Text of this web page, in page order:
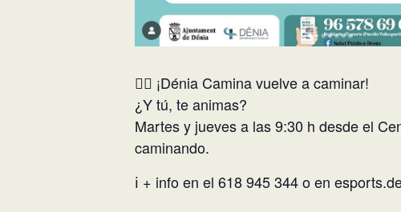
🚶‍♀️ ¡Dénia Camina vuelve a caminar!
¿Y tú, te animas?
Martes y jueves a las 9:30 h desde el
caminando.
ℹ️ + info en el 618 945 344 o en